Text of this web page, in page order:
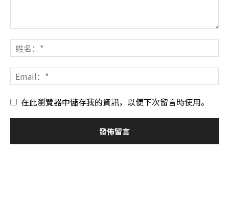
在此瀏覽器中儲存我的資訊，以便下次留言時使用。